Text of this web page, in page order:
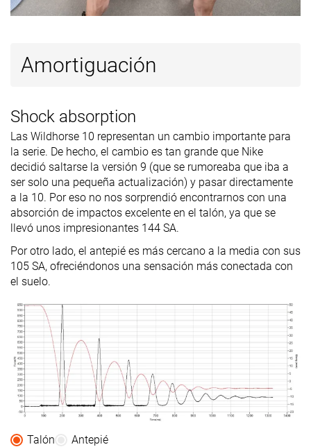
Anchuras
Estándar Estándar
Estándar
Heavy ✓
Removable
insole
✓ ✓ ✓
Orthotic
friendly
✓ ✓ ✓
Clasificación #197 47% inferior #119
Popularidad #108 Top 29% #144 Top 39% #43 Top 12%
Amortiguación
Shock absorption
Las Wildhorse 10 representan un cambio importante para
la serie. De hecho, el cambio es tan grande que Nike
decidió saltarse la versión 9 (que se rumoreaba que iba a
ser solo una pequeña actualización) y pasar directamente
a la 10. Por eso no nos sorprendió encontrarnos con una
absorción de impactos excelente en el talón, ya que se
llevó unos impresionantes 144 SA.
Por otro lado, el antepié es más cercano a la media con sus
105 SA, ofreciéndonos una sensación más conectada con
el suelo.
Talón
Antepié